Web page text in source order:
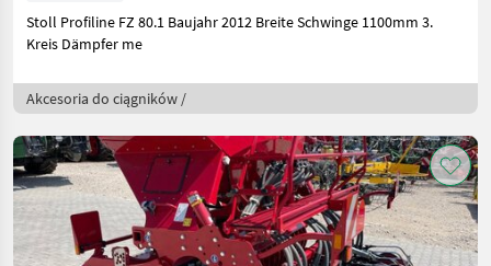
Stoll Profiline FZ 80.1 Baujahr 2012 Breite Schwinge 1100mm 3.
Kreis Dämpfer me
Akcesoria do ciągników /